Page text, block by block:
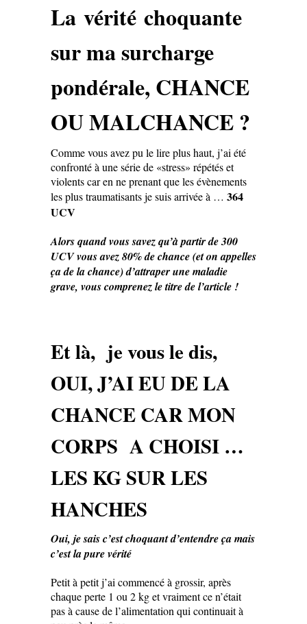
La vérité choquante
sur ma surcharge
pondérale, CHANCE
OU MALCHANCE ?
Comme vous avez pu le lire plus haut, j’ai été
confronté à une série de «stress» répétés et
violents car en ne prenant que les évènements
les plus traumatisants je suis arrivée à … 364
UCV
Alors quand vous savez qu’à partir de 300
UCV vous avez 80% de chance (et on appelles
ça de la chance) d’attraper une maladie
grave, vous comprenez le titre de l’article !
Et là, je vous le dis,
OUI, J’AI EU DE LA
CHANCE CAR MON
CORPS A CHOISI …
LES KG SUR LES
HANCHES
Oui, je sais c’est choquant d’entendre ça mais
c’est la pure vérité
Petit à petit j’ai commencé à grossir, après
chaque perte 1 ou 2 kg et vraiment ce n’était
pas à cause de l’alimentation qui continuait à